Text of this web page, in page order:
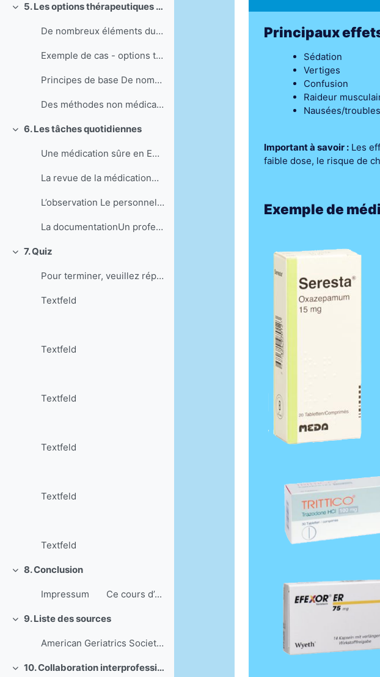
Einklappen 5. Les options thérapeutiques non médicamenteuses
De nombreux éléments du quotidien, autres que les ...
Exemple de cas - options thérapeutiques non médi...
Principes de base De nombreux problèmes de sant...
Des méthodes non médicamenteuses peuvent être envi...
Einklappen
6. Les tâches quotidiennes
Une médication sûre en EMS dépend de la bonne coll...
La revue de la médicationAfin d’augmenter la sécur...
L’observation Le personnel soignant connaît souve...
La documentationUn professionnel responsable docum...
Einklappen
7. Quiz
Pour terminer, veuillez répondre aux questions s...
Textfeld
Textfeld
Textfeld
Textfeld
Textfeld
Textfeld
Einklappen
8. Conclusion
Impressum Ce cours d’...
Einklappen
9. Liste des sources
American Geriatrics Society 2015 Beers Criteria Up...
Einklappen 10. Collaboration interprofessionnelle
Principaux
Sédation
Vertiges
Confusion
Raideur
Nausées/
Important à savoir :Les
faible dose, le risque de
Exemple de